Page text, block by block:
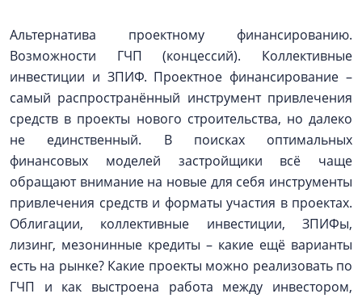
Альтернатива проектному финансированию.
Возможности ГЧП (концессий). Коллективные
инвестиции и ЗПИФ. Проектное финансирование –
самый распространённый инструмент привлечения
средств в проекты нового строительства, но далеко
не единственный. В поисках оптимальных
финансовых моделей застройщики всё чаще
обращают внимание на новые для себя инструменты
привлечения средств и форматы участия в проектах.
Облигации, коллективные инвестиции, ЗПИФы,
лизинг, мезонинные кредиты – какие ещё варианты
есть на рынке? Какие проекты можно реализовать по
ГЧП и как выстроена работа между инвестором,